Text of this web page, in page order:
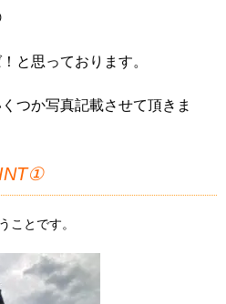
と思っております。
つか写真記載させて頂きま
ことです。